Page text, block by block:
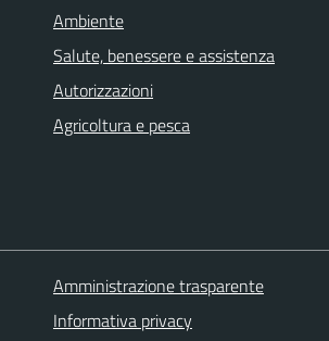
Ambiente
Salute, benessere e assistenza
Autorizzazioni
Agricoltura e pesca
Amministrazione trasparente
Informativa privacy